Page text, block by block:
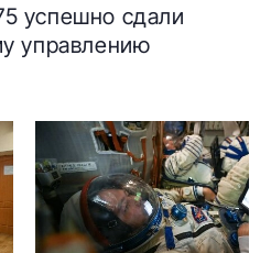
успешно сдали
управлению